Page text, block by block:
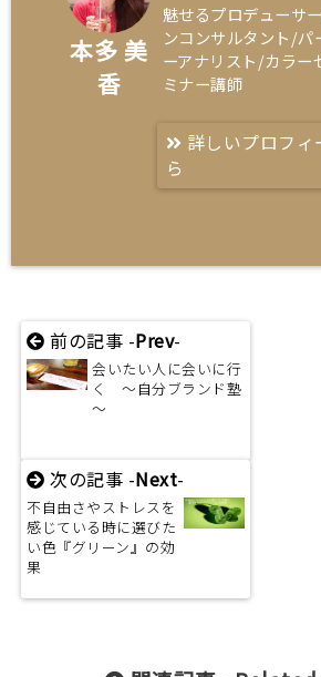
本多 美
香
魅せるプロデューサ
ンコンサルタント/パ
ーアナリスト/カラー
ミナー講師
詳しいプロフィ
ら
前の記事 -Prev-
会いたい人に会いに行
く ～自分ブランド塾
～
次の記事 -Next-
不自由さやストレスを
感じている時に選びた
い色『グリーン』の効
果